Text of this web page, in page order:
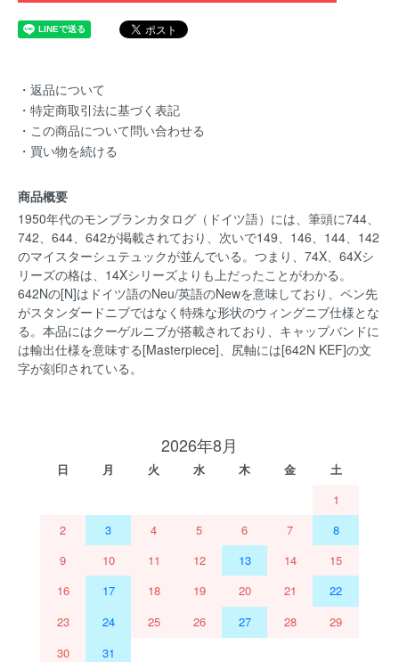
・返品について
・特定商取引法に基づく表記
・この商品について問い合わせる
・買い物を続ける
商品概要
1950年代のモンブランカタログ（ドイツ語）には、筆頭に744、
742、644、642が掲載されており、次いで149、146、144、142
のマイスターシュテュックが並んでいる。つまり、74X、64Xシ
リーズの格は、14Xシリーズよりも上だったことがわかる。
642Nの[N]はドイツ語のNeu/英語のNewを意味しており、ペン先
がスタンダードニブではなく特殊な形状のウィングニブ仕様とな
る。本品にはクーゲルニブが搭載されており、キャップバンドに
は輸出仕様を意味する[Masterpiece]、尻軸には[642N KEF]の文
字が刻印されている。
2026年8月
日 月 火 水 木 金
土
1
2
3 4 5 6 7
8
9
10 11 12 13 14
15
16
17 18 19 20 21
22
23
24 25 26 27 28
29
30
31